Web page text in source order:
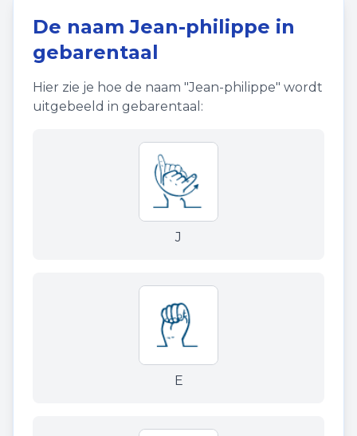
De naamJean-philippe in
gebarentaal
Hier zie je hoe de naam "Jean-philippe" wordt
uitgebeeld in gebarentaal:
J
E